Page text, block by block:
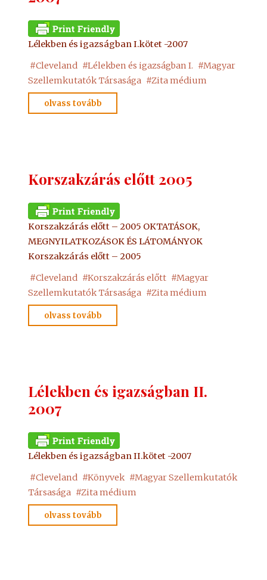
Lélekben és igazságban I.kötet -2007
#Cleveland #Lélekben és igazságban I. #Magyar
Szellemkutatók Társasága #Zita médium
olvass tovább
és
Korszakzárás előtt 2005
Korszakzárás előtt – 2005 OKTATÁSOK,
MEGNYILATKOZÁSOK ÉS LÁTOMÁNYOK
Korszakzárás előtt – 2005
#Cleveland #Korszakzárás előtt #Magyar
Szellemkutatók Társasága #Zita médium
olvass tovább
előtt
Lélekben és igazságban II.
2007
Lélekben és igazságban II.kötet -2007
#Cleveland #Könyvek #Magyar Szellemkutatók
Társasága #Zita médium
olvass tovább
és